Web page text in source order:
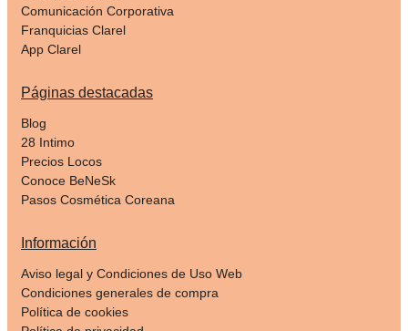
Comunicación Corporativa
Franquicias Clarel
App Clarel
Páginas destacadas
Blog
28 Intimo
Precios Locos
Conoce BeNeSk
Pasos Cosmética Coreana
Información
Aviso legal y Condiciones de Uso Web
Condiciones generales de compra
Política de cookies